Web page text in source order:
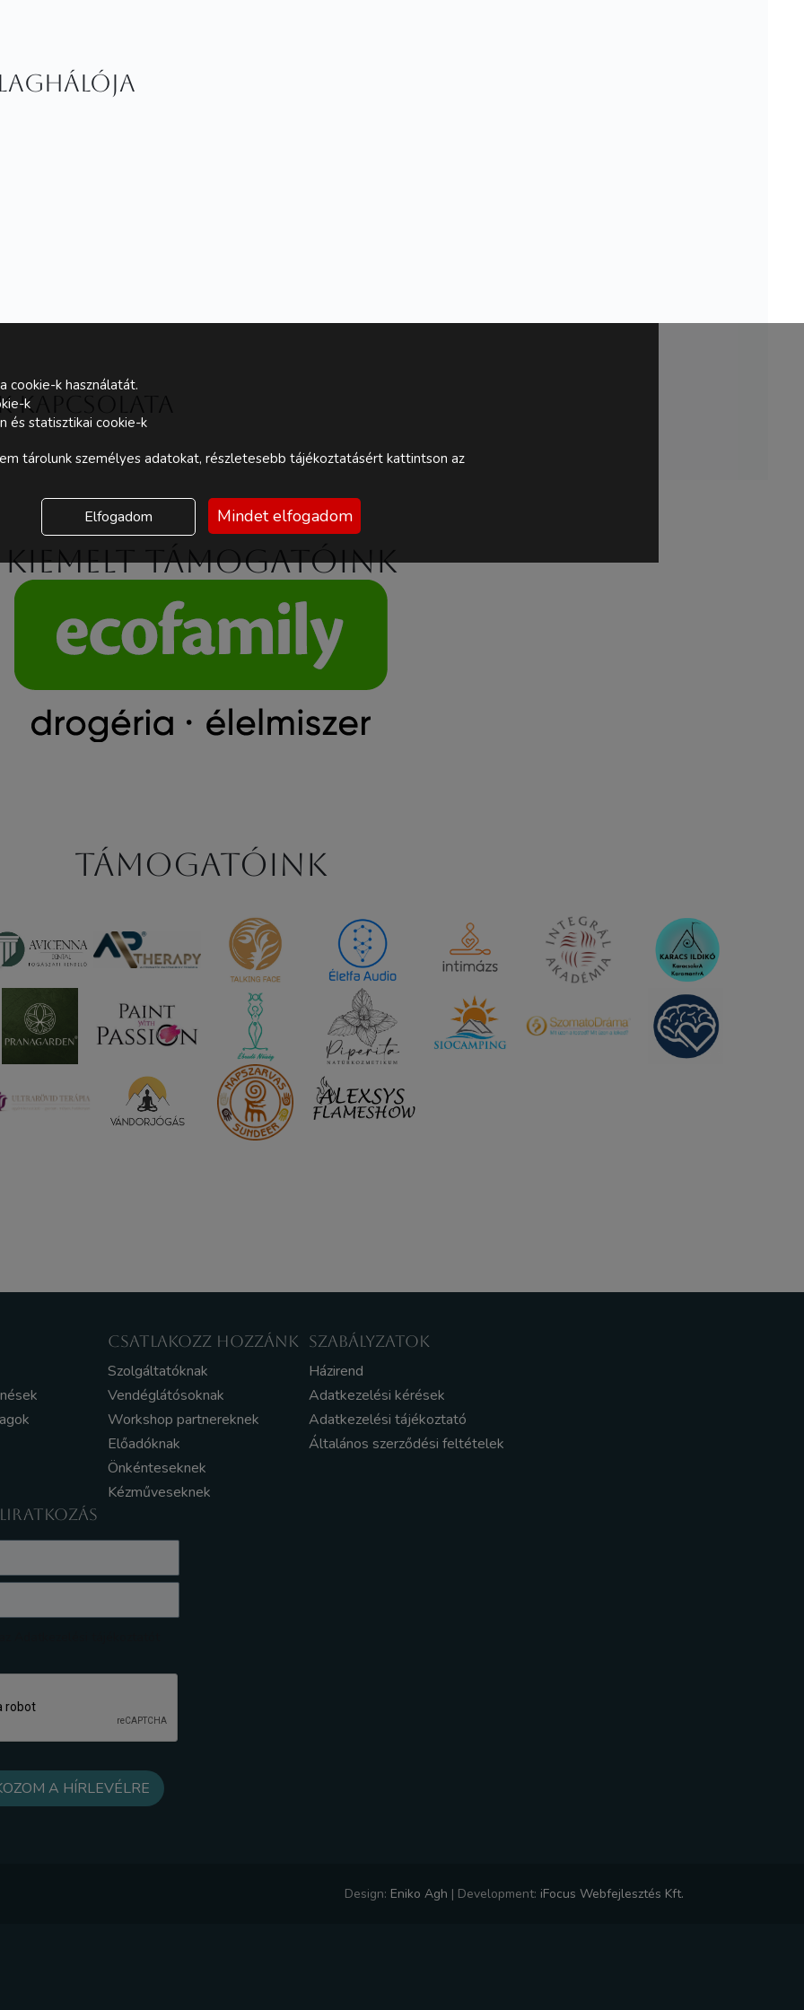
kapcsolata
Kiemelt támogatóink
Támogatóink
CSATLAKOZZ HOZZÁNK
Szolgáltatóknak
Vendéglátósoknak
Workshop partnereknek
Előadóknak
Önkénteseknek
Kézműveseknek
SZABÁLYZATOK
Házirend
Adatkezelési kérések
Adatkezelési tájékoztató
Általános szerződési feltételek
Design: Eniko Agh | Development: iFocus Webfejlesztés Kft.
cookie-k használatát.
k
és statisztikai cookie-k
tárolunk személyes adatokat, részletesebb tájékoztatásért kattintson az
Elfogadom Mindet elfogadom